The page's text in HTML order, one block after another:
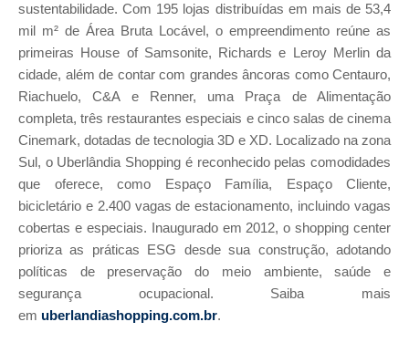
sustentabilidade. Com 195 lojas distribuídas em mais de 53,4
mil m² de Área Bruta Locável, o empreendimento reúne as
primeiras House of Samsonite, Richards e Leroy Merlin da
cidade, além de contar com grandes âncoras como Centauro,
Riachuelo, C&A e Renner, uma Praça de Alimentação
completa, três restaurantes especiais e cinco salas de cinema
Cinemark, dotadas de tecnologia 3D e XD. Localizado na zona
Sul, o Uberlândia Shopping é reconhecido pelas comodidades
que oferece, como Espaço Família, Espaço Cliente,
bicicletário e 2.400 vagas de estacionamento, incluindo vagas
cobertas e especiais. Inaugurado em 2012, o shopping center
prioriza as práticas ESG desde sua construção, adotando
políticas de preservação do meio ambiente, saúde e
segurança ocupacional. Saiba mais
em uberlandiashopping.com.br.